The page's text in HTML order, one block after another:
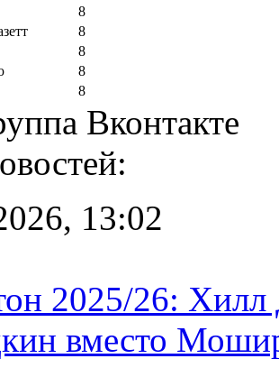
8
8
8
8
8
Вконтакте
13:02
2025/26:
вместо